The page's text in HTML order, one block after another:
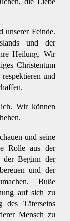
unserer Feinde.
und der
Heilung. Wir
Christentum
und
Wir können
und seine
Rolle aus der
der Beginn der
und der
Buße
auf sich zu
des Täterseins
Mensch zu